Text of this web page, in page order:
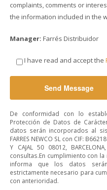
complaints, comments or
the information included in the
Manager: Farrés Distribuidor
I have read and accept the
Alternative:
De conformidad con lo
Protección de Datos de
datos serán incorporados al
FARRES NEWCO SL con CIF:
Y CAJAL 50 08012,
consultas.En cumplimiento con la
informa que los datos
estrictamente necesario para
con anterioridad.